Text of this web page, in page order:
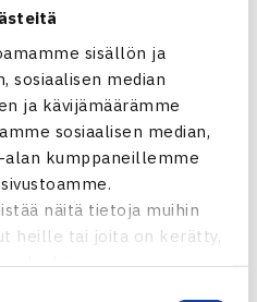
sisällön ja
sosiaalisen median
ja kävijämäärämme
sosiaalisen median,
kumppaneillemme
näitä tietoja muihin
heille tai joita on kerätty,